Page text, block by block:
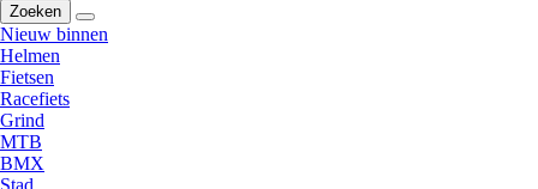
Zoeken
Nieuw binnen
Helmen
Fietsen
Racefiets
Grind
MTB
BMX